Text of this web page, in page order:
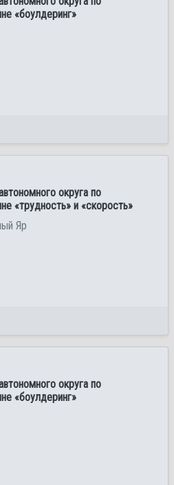
«боулдеринг»
округа по
«трудность» и «скорость»
Яр
округа по
«боулдеринг»